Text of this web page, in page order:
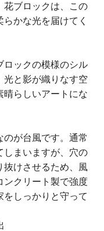
花ブロックは、この
かな光を届けてく
ロックの模様のシル
光と影が織りなす空
晴らしいアートにな
が台風です。通常
しまいますが、穴の
抜けさせるため、風
ンクリート製で強度
をしっかりと守って